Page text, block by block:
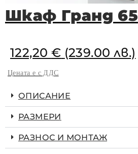
Шкаф Гранд 65
122,20 € (239.00 лв.)
Цената е с ДДС
ОПИСАНИЕ
РАЗМЕРИ
РАЗНОС И МОНТАЖ